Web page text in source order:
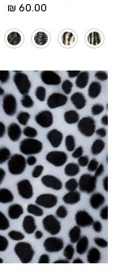
60.00
₪